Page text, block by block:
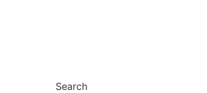
Search